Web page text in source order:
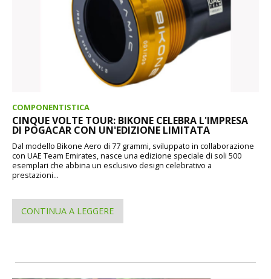
COMPONENTISTICA
CINQUE VOLTE TOUR: BIKONE CELEBRA L'IMPRESA
DI POGACAR CON UN'EDIZIONE LIMITATA
Dal modello Bikone Aero di 77 grammi, sviluppato in collaborazione
con UAE Team Emirates, nasce una edizione speciale di soli 500
esemplari che abbina un esclusivo design celebrativo a
prestazioni...
CONTINUA A LEGGERE